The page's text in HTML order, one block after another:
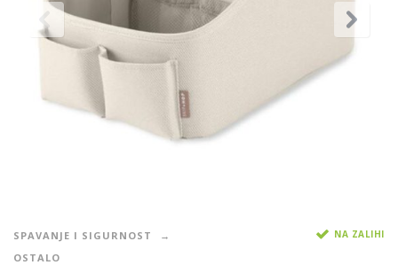
SPAVANJE I SIGURNOST
OSTALO
NA ZALIHI